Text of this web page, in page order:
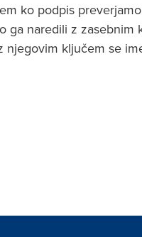
ko podpis
ga naredili z
ključem se